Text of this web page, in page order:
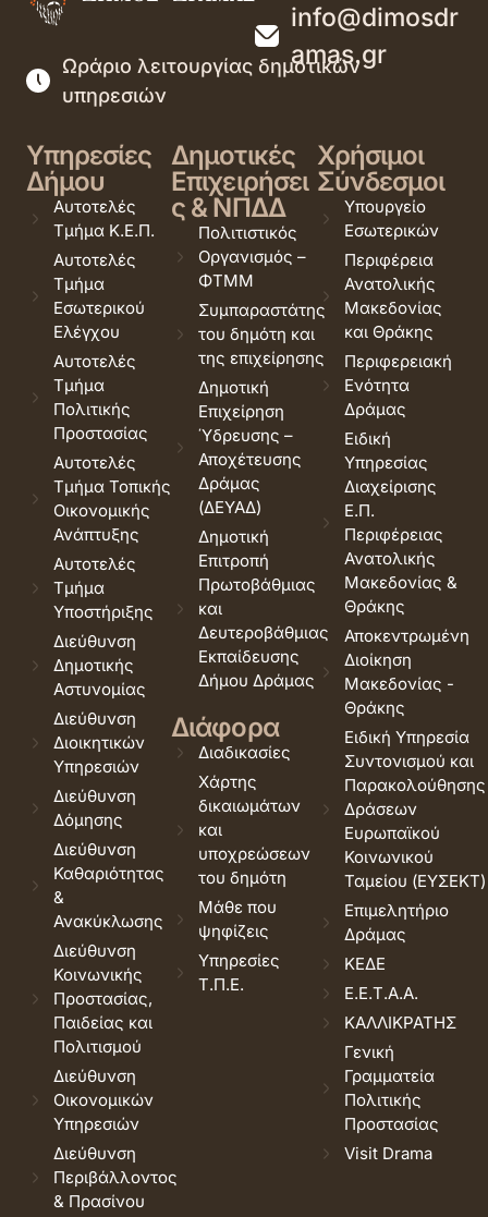
info@dimosdr
amas.gr
Ωράριο λειτουργίας δημοτικών
υπηρεσιών
Υπηρεσίες
Δήμου
Αυτοτελές
Τμήμα Κ.Ε.Π.
Αυτοτελές
Τμήμα
Εσωτερικού
Ελέγχου
Αυτοτελές
Τμήμα
Πολιτικής
Προστασίας
Αυτοτελές
Τμήμα Τοπικής
Οικονομικής
Ανάπτυξης
Αυτοτελές
Τμήμα
Υποστήριξης
Διεύθυνση
Δημοτικής
Αστυνομίας
Διεύθυνση
Διοικητικών
Υπηρεσιών
Διεύθυνση
Δόμησης
Διεύθυνση
Καθαριότητας
&
Ανακύκλωσης
Διεύθυνση
Κοινωνικής
Προστασίας,
Παιδείας και
Πολιτισμού
Διεύθυνση
Οικονομικών
Υπηρεσιών
Διεύθυνση
Περιβάλλοντος
& Πρασίνου
Δημοτικές
Επιχειρήσει
ς & ΝΠΔΔ
Πολιτιστικός
Οργανισμός –
ΦΤΜΜ
Συμπαραστάτης
του δημότη και
της επιχείρησης
Δημοτική
Επιχείρηση
Ύδρευσης –
Αποχέτευσης
Δράμας
(ΔΕΥΑΔ)
Δημοτική
Επιτροπή
Πρωτοβάθμιας
και
Δευτεροβάθμιας
Εκπαίδευσης
Δήμου Δράμας
Διάφορα
Διαδικασίες
Χάρτης
δικαιωμάτων
και
υποχρεώσεων
του δημότη
Μάθε που
ψηφίζεις
Υπηρεσίες
Τ.Π.Ε.
Χρήσιμοι
Σύνδεσμοι
Υπουργείο
Εσωτερικών
Περιφέρεια
Ανατολικής
Μακεδονίας
και Θράκης
Περιφερειακή
Ενότητα
Δράμας
Ειδική
Υπηρεσίας
Διαχείρισης
Ε.Π.
Περιφέρειας
Ανατολικής
Μακεδονίας &
Θράκης
Αποκεντρωμένη
Διοίκηση
Μακεδονίας -
Θράκης
Ειδική Υπηρεσία
Συντονισμού και
Παρακολούθησης
Δράσεων
Ευρωπαϊκού
Κοινωνικού
Ταμείου (ΕΥΣΕΚΤ)
Επιμελητήριο
Δράμας
ΚΕΔΕ
Ε.Ε.Τ.Α.Α.
ΚΑΛΛΙΚΡΑΤΗΣ
Γενική
Γραμματεία
Πολιτικής
Προστασίας
Visit Drama